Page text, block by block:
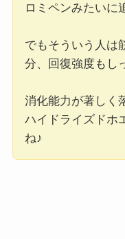
ロミペンみたいに
でもそういう人は
分、回復強度もし
消化能力が著しく
ハイドライズドホ
ね♪